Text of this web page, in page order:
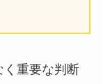
く重要な判断